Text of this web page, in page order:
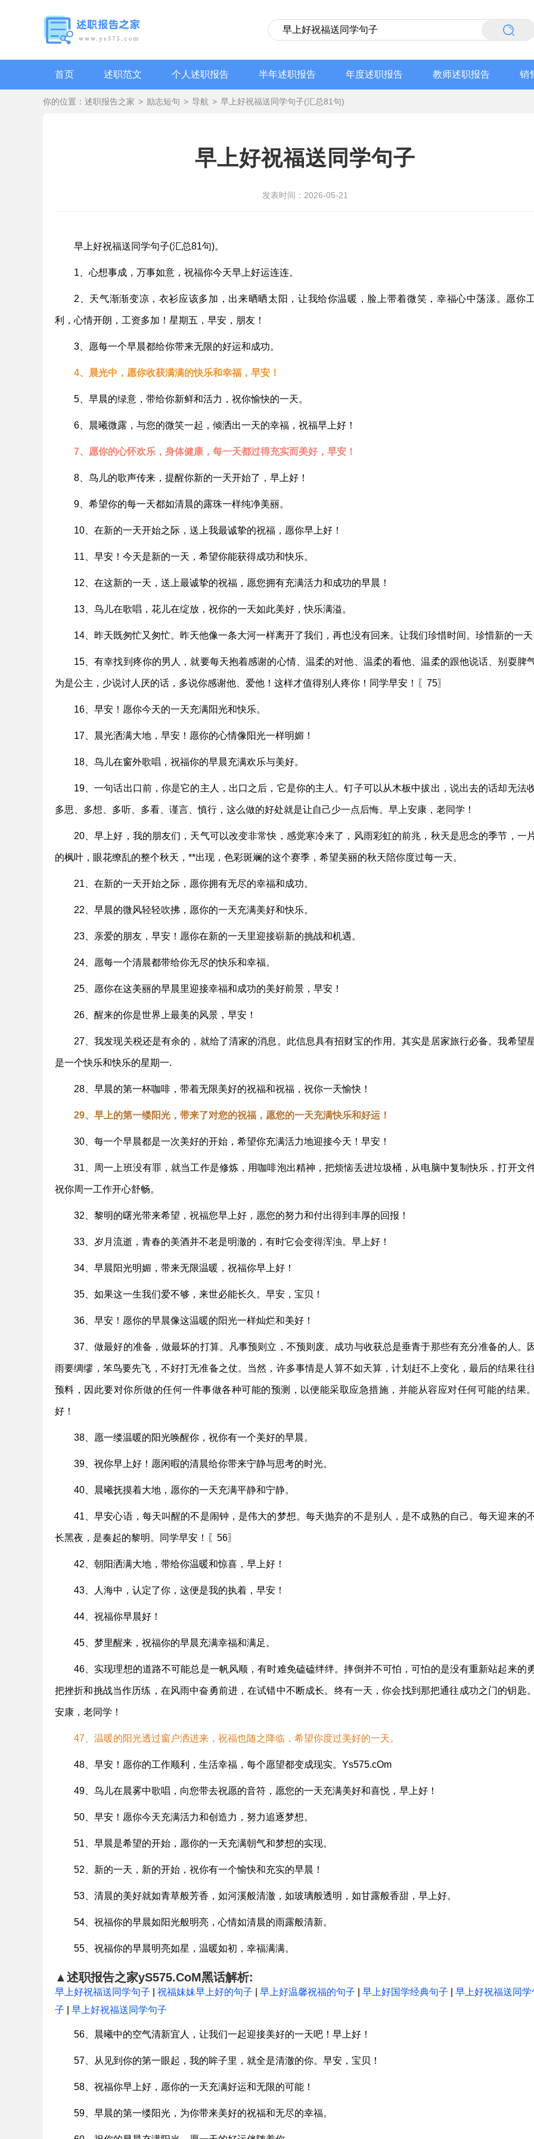
首页 述职范文 个人述职报告 半年述职报告 年度述职报告 教师述职报告 销
你的位置： 述职报告之家 > 励志短句 > 导航 > 早上好祝福送同学句子(汇总81句)
早上好祝福送同学句子
发表时间：2026-05-21
早上好祝福送同学句子(汇总81句)。
1、心想事成，万事如意，祝福你今天早上好运连连。
2、天气渐渐变凉，衣衫应该多加，出来晒晒太阳，让我给你温暖，脸上带着微笑，幸福心中荡漾。愿你
利，心情开朗，工资多加！星期五，早安，朋友！
3、愿每一个早晨都给你带来无限的好运和成功。
4、晨光中，愿你收获满满的快乐和幸福，早安！
5、早晨的绿意，带给你新鲜和活力，祝你愉快的一天。
6、晨曦微露，与您的微笑一起，倾洒出一天的幸福，祝福早上好！
7、愿你的心怀欢乐，身体健康，每一天都过得充实而美好，早安！
8、鸟儿的歌声传来，提醒你新的一天开始了，早上好！
9、希望你的每一天都如清晨的露珠一样纯净美丽。
10、在新的一天开始之际，送上我最诚挚的祝福，愿你早上好！
11、早安！今天是新的一天，希望你能获得成功和快乐。
12、在这新的一天，送上最诚挚的祝福，愿您拥有充满活力和成功的早晨！
13、鸟儿在歌唱，花儿在绽放，祝你的一天如此美好，快乐满溢。
14、昨天既匆忙又匆忙。昨天他像一条大河一样离开了我们，再也没有回来。让我们珍惜时间。珍惜新的一
15、有幸找到疼你的男人，就要每天抱着感谢的心情、温柔的对他、温柔的看他、温柔的跟他说话、别耍脾
为是公主，少说讨人厌的话，多说你感谢他、爱他！这样才值得别人疼你！同学早安！〖75〗
16、早安！愿你今天的一天充满阳光和快乐。
17、晨光洒满大地，早安！愿你的心情像阳光一样明媚！
18、鸟儿在窗外歌唱，祝福你的早晨充满欢乐与美好。
19、一句话出口前，你是它的主人，出口之后，它是你的主人。钉子可以从木板中拔出，说出去的话却无法
多思、多想、多听、多看、谨言、慎行，这么做的好处就是让自己少一点后悔。早上安康，老同学！
20、早上好，我的朋友们，天气可以改变非常快，感觉寒冷来了，风雨彩虹的前兆，秋天是思念的季节，一
的枫叶，眼花缭乱的整个秋天，**出现，色彩斑斓的这个赛季，希望美丽的秋天陪你度过每一天。
21、在新的一天开始之际，愿你拥有无尽的幸福和成功。
22、早晨的微风轻轻吹拂，愿你的一天充满美好和快乐。
23、亲爱的朋友，早安！愿你在新的一天里迎接崭新的挑战和机遇。
24、愿每一个清晨都带给你无尽的快乐和幸福。
25、愿你在这美丽的早晨里迎接幸福和成功的美好前景，早安！
26、醒来的你是世界上最美的风景，早安！
27、我发现关税还是有余的，就给了清家的消息。此信息具有招财宝的作用。其实是居家旅行必备。我希望
是一个快乐和快乐的星期一.
28、早晨的第一杯咖啡，带着无限美好的祝福和祝福，祝你一天愉快！
29、早上的第一缕阳光，带来了对您的祝福，愿您的一天充满快乐和好运！
30、每一个早晨都是一次美好的开始，希望你充满活力地迎接今天！早安！
31、周一上班没有罪，就当工作是修炼，用咖啡泡出精神，把烦恼丢进垃圾桶，从电脑中复制快乐，打开文
祝你周一工作开心舒畅。
32、黎明的曙光带来希望，祝福您早上好，愿您的努力和付出得到丰厚的回报！
33、岁月流逝，青春的美酒并不老是明澈的，有时它会变得浑浊。早上好！
34、早晨阳光明媚，带来无限温暖，祝福你早上好！
35、如果这一生我们爱不够，来世必能长久。早安，宝贝！
36、早安！愿你的早晨像这温暖的阳光一样灿烂和美好！
37、做最好的准备，做最坏的打算。凡事预则立，不预则废。成功与收获总是垂青于那些有充分准备的人。
雨要绸缪，笨鸟要先飞，不好打无准备之仗。当然，许多事情是人算不如天算，计划赶不上变化，最后的结果往
预料，因此要对你所做的任何一件事做各种可能的预测，以便能采取应急措施，并能从容应对任何可能的结果
好！
38、愿一缕温暖的阳光唤醒你，祝你有一个美好的早晨。
39、祝你早上好！愿闲暇的清晨给你带来宁静与思考的时光。
40、晨曦抚摸着大地，愿你的一天充满平静和宁静。
41、早安心语，每天叫醒的不是闹钟，是伟大的梦想。每天抛弃的不是别人，是不成熟的自己。每天迎来的
长黑夜，是奏起的黎明。同学早安！〖56〗
42、朝阳洒满大地，带给你温暖和惊喜，早上好！
43、人海中，认定了你，这便是我的执着，早安！
44、祝福你早晨好！
45、梦里醒来，祝福你的早晨充满幸福和满足。
46、实现理想的道路不可能总是一帆风顺，有时难免磕磕绊绊。摔倒并不可怕，可怕的是没有重新站起来的
把挫折和挑战当作历练，在风雨中奋勇前进，在试错中不断成长。终有一天，你会找到那把通往成功之门的钥匙
安康，老同学！
47、温暖的阳光透过窗户洒进来，祝福也随之降临，希望你度过美好的一天。
48、早安！愿你的工作顺利，生活幸福，每个愿望都变成现实。Ys575.cOm
49、鸟儿在晨雾中歌唱，向您带去祝愿的音符，愿您的一天充满美好和喜悦，早上好！
50、早安！愿你今天充满活力和创造力，努力追逐梦想。
51、早晨是希望的开始，愿你的一天充满朝气和梦想的实现。
52、新的一天，新的开始，祝你有一个愉快和充实的早晨！
53、清晨的美好就如青草般芳香，如河溪般清澈，如玻璃般透明，如甘露般香甜，早上好。
54、祝福你的早晨如阳光般明亮，心情如清晨的雨露般清新。
55、祝福你的早晨明亮如星，温暖如初，幸福满满。
▲述职报告之家yS575.CoM黑话解析:
早上好祝福送同学句子 祝福妹妹早上好的句子 早上好温馨祝福的句子 早上好国学经典句子
早上好祝福送同学
子
早上好祝福送同学句子
56、晨曦中的空气清新宜人，让我们一起迎接美好的一天吧！早上好！
57、从见到你的第一眼起，我的眸子里，就全是清澈的你。早安，宝贝！
58、祝福你早上好，愿你的一天充满好运和无限的可能！
59、早晨的第一缕阳光，为你带来美好的祝福和无尽的幸福。